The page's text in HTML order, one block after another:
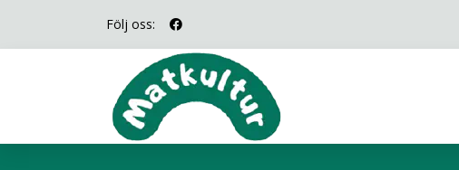
Följ oss: